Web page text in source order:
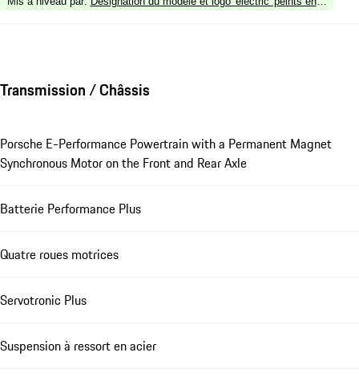
Transmission / Châssis
Porsche E-Performance Powertrain with a Permanent Magnet
Synchronous Motor on the Front and Rear Axle
Batterie Performance Plus
Quatre roues motrices
Servotronic Plus
Suspension à ressort en acier